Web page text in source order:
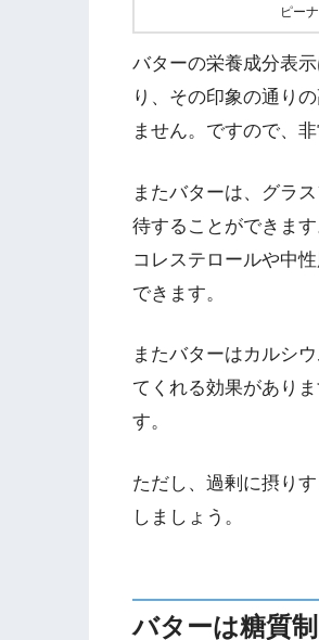
ピー
バターの栄養成分表
り、その印象の通り
ません。ですので、
またバターは、グラ
待することができま
コレステロールや中
できます。
またバターはカルシ
てくれる効果があり
す。
ただし、過剰に摂り
しましょう。
バターは糖質